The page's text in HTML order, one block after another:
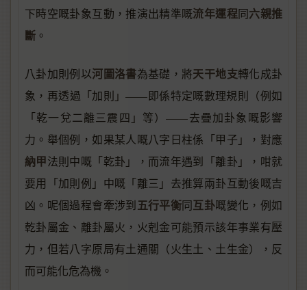
下時空嘅卦象互動，推演出精準嘅流年運程同六親推
斷 。
八卦加則例以河圖洛書為基礎，將天干地支轉化成卦
象，再透過「加則」——即係特定嘅數理規則（例如
「乾一兌二離三震四」等）——去疊加卦象嘅影響
力。舉個例，如果某人嘅八字日柱係「甲子」，對應
納甲法則中嘅「乾卦」，而流年遇到「離卦」，咁就
要用「加則例」中嘅「離三」去推算兩卦互動後嘅吉
凶。呢個過程會牽涉到五行平衡同互卦嘅變化，例如
乾卦屬金、離卦屬火，火剋金可能預示該年事業有壓
力，但若八字原局有土通關（火生土、土生金），反
而可能化危為機。